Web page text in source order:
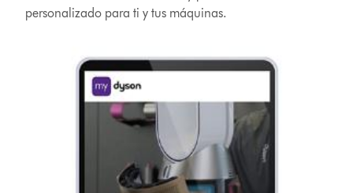
personalizado para ti y tus máquinas.